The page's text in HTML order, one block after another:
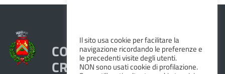
COMUNE DI VEZZANO SUL
CROSTOLO
Il sito usa cookie per facilitare la
navigazione ricordando le preferenze e
le precedenti visite degli utenti.
NON sono usati cookie di profilazione.